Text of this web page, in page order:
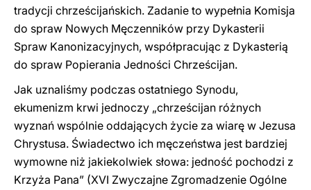
tradycji chrześcijańskich. Zadanie to wypełnia Komisja
do spraw Nowych Męczenników przy Dykasterii
Spraw Kanonizacyjnych, współpracując z Dykasterią
do spraw Popierania Jedności Chrześcijan.
Jak uznaliśmy podczas ostatniego Synodu,
ekumenizm krwi jednoczy „chrześcijan różnych
wyznań wspólnie oddających życie za wiarę w Jezusa
Chrystusa. Świadectwo ich męczeństwa jest bardziej
wymowne niż jakiekolwiek słowa: jedność pochodzi z
Krzyża Pana” (XVI Zwyczajne Zgromadzenie Ogólne